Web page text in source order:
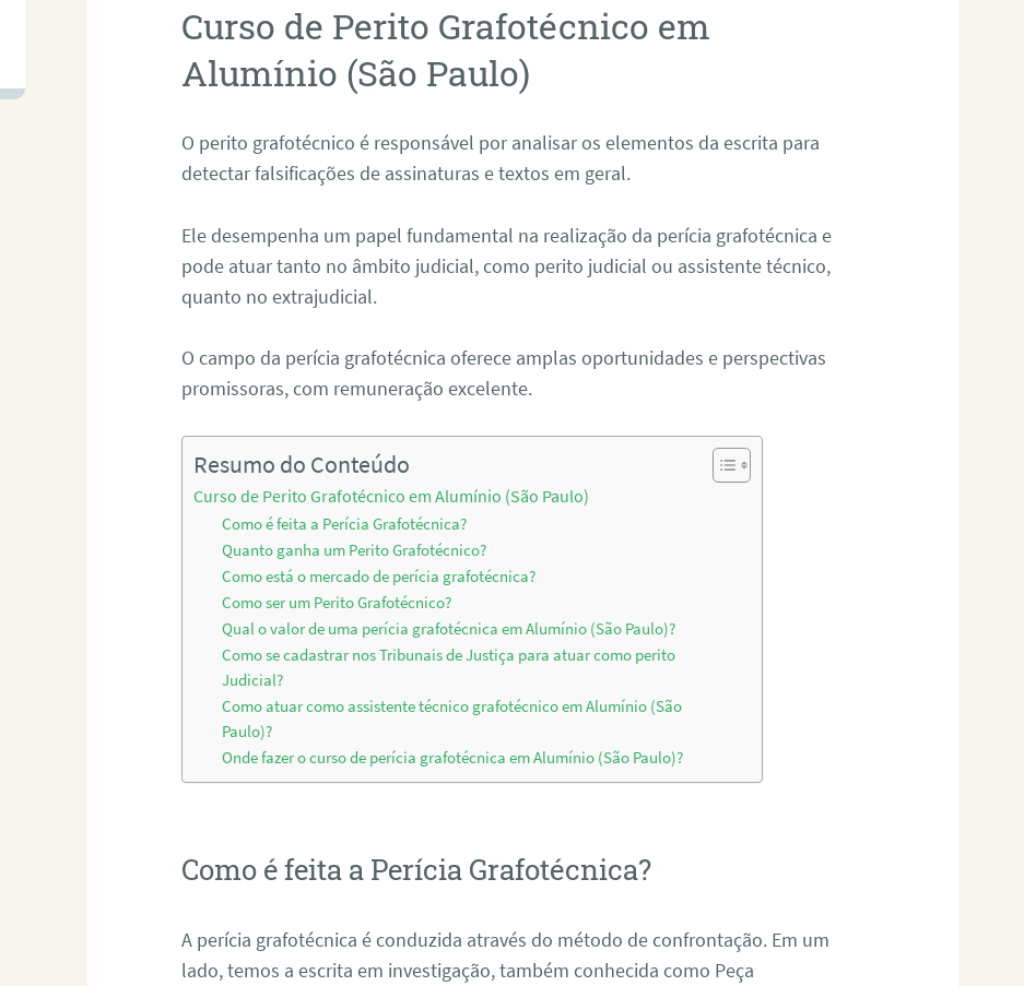
Curso de Perito Grafotécnico em
Alumínio (São Paulo)
O perito grafotécnico é responsável por analisar os elementos da escrita para
detectar falsificações de assinaturas e textos em geral.
Ele desempenha um papel fundamental na realização da perícia grafotécnica e
pode atuar tanto no âmbito judicial, como perito judicial ou assistente técnico,
quanto no extrajudicial.
O campo da perícia grafotécnica oferece amplas oportunidades e perspectivas
promissoras, com remuneração excelente.
Resumo do Conteúdo
Curso de Perito Grafotécnico em Alumínio (São Paulo)
Como é feita a Perícia Grafotécnica?
Quanto ganha um Perito Grafotécnico?
Como está o mercado de perícia grafotécnica?
Como ser um Perito Grafotécnico?
Qual o valor de uma perícia grafotécnica em Alumínio (São Paulo)?
Como se cadastrar nos Tribunais de Justiça para atuar como perito
Judicial?
Como atuar como assistente técnico grafotécnico em Alumínio (São
Paulo)?
Onde fazer o curso de perícia grafotécnica em Alumínio (São Paulo)?
Como é feita a Perícia Grafotécnica?
A perícia grafotécnica é conduzida através do método de confrontação. Em um
lado, temos a escrita em investigação, também conhecida como Peça